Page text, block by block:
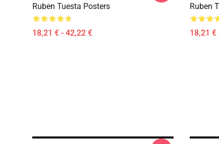
Ruben Tuesta Posters
18,21 € - 42,22 €
Ruben
18,21 €